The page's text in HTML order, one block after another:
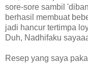
sore-sore sambil
berhasil membuat
jadi hancur tertimpa
Duh, Nadhifaku
Resep yang saya